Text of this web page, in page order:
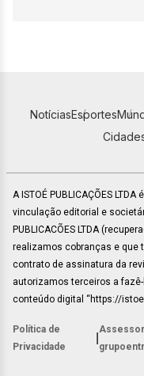
NotíciasEsportes
A ISTOÉ PUBLICAÇÕES
vinculação editorial e
PUBLICACÕES LTDA
realizamos cobranças e que
contrato de assinatura da
autorizamos terceiros a
conteúdo digital “https://
Política de
Privacidade